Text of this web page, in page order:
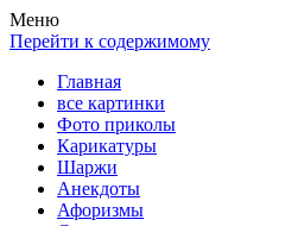
Весела хата — прикольные
Покажем всем ваши фото приколы,
Меню
Перейти к содержимому
Главная
все картинки
Фото приколы
Карикатуры
Шаржи
Анекдоты
Афоризмы